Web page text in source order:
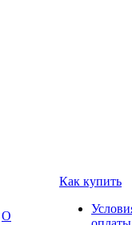
О
Как купить